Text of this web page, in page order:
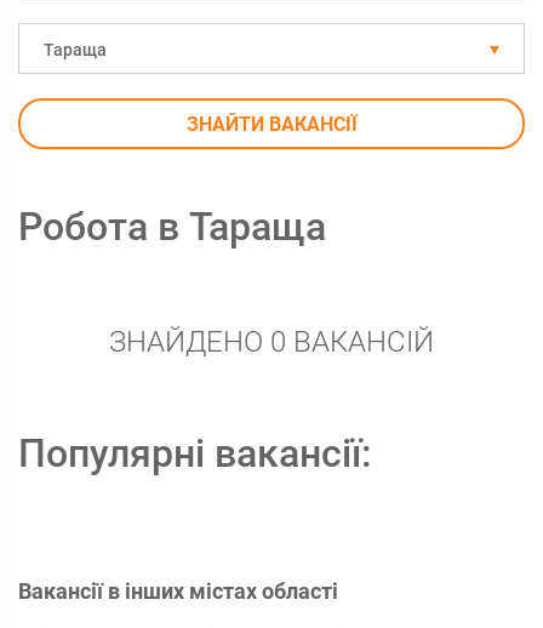
Тараща
ЗНАЙТИ ВАКАНСІЇ
Робота в Тараща
ЗНАЙДЕНО 0 ВАКАНСІЙ
Популярні вакансії:
Вакансії в інших містах області